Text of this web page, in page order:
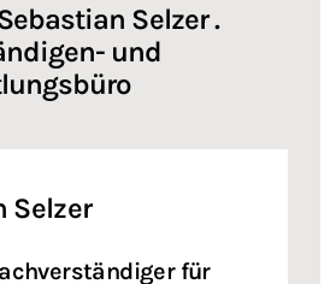
Selzer .
und
Selzer
für